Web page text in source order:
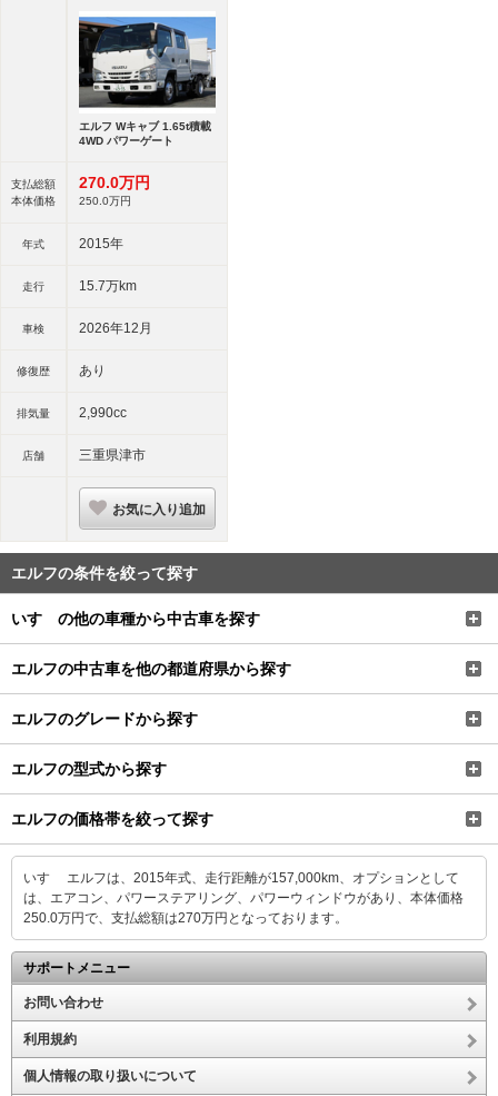
支払総額
本体価格
年式
走行
車検
修復歴
排気量
店舗
エルフ Wキャブ 1.65t積載
4WD パワーゲート
270.0万円
250. 0万円
2015年
15.7万km
2026年12月
あり
2,990cc
三重県津市
お気に入り追加
エルフの条件を絞って探す
いすゞの他の車種から中古車を探す
エルフの中古車を他の都道府県から探す
エルフのグレードから探す
エルフの型式から探す
エルフの価格帯を絞って探す
いすゞ エルフは、2015年式、走行距離が157,000km、オプションとして
は、エアコン、パワーステアリング、パワーウィンドウがあり、本体価格
250.0万円で、支払総額は270万円となっております。
サポートメニュー
お問い合わせ
利用規約
個人情報の取り扱いについて